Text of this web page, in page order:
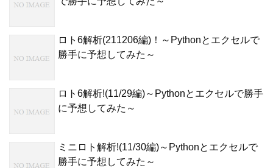
ロト6解析(211206編)！～Pythonとエクセルで
勝手に予想してみた～
ロト6解析!(11/29編)～Pythonとエクセルで勝手
に予想してみた～
ミニロト解析!(11/30編)～Pythonとエクセルで
勝手に予想してみた～